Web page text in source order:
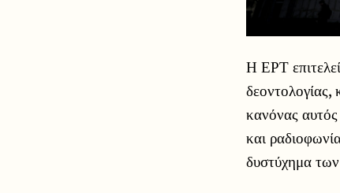
Η ΕΡΤ
δεοντολογίας,
κανόνας
και
δυστύχημα